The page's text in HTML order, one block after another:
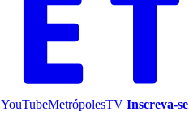
YouTubeMetrópolesTV Inscreva-se